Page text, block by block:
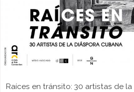
Raíces en tránsito: 30 artistas de